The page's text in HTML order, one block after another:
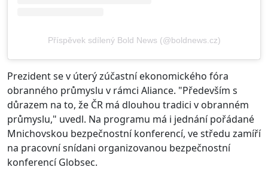
Příspěvek sdílený Bold News (@boldnews.cz)
Prezident se v úterý zúčastní ekonomického fóra
obranného průmyslu v rámci Aliance. "Především s
důrazem na to, že ČR má dlouhou tradici v obranném
průmyslu," uvedl. Na programu má i jednání pořádané
Mnichovskou bezpečnostní konferencí, ve středu zamíří
na pracovní snídani organizovanou bezpečnostní
konferencí Globsec.